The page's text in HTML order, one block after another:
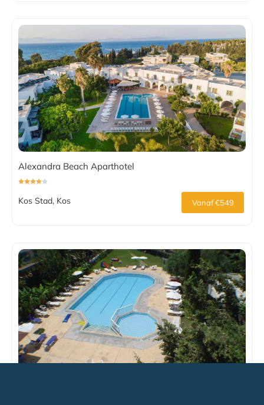
Alexandra Beach Aparthotel
Kos Stad, Kos Vanaf €549